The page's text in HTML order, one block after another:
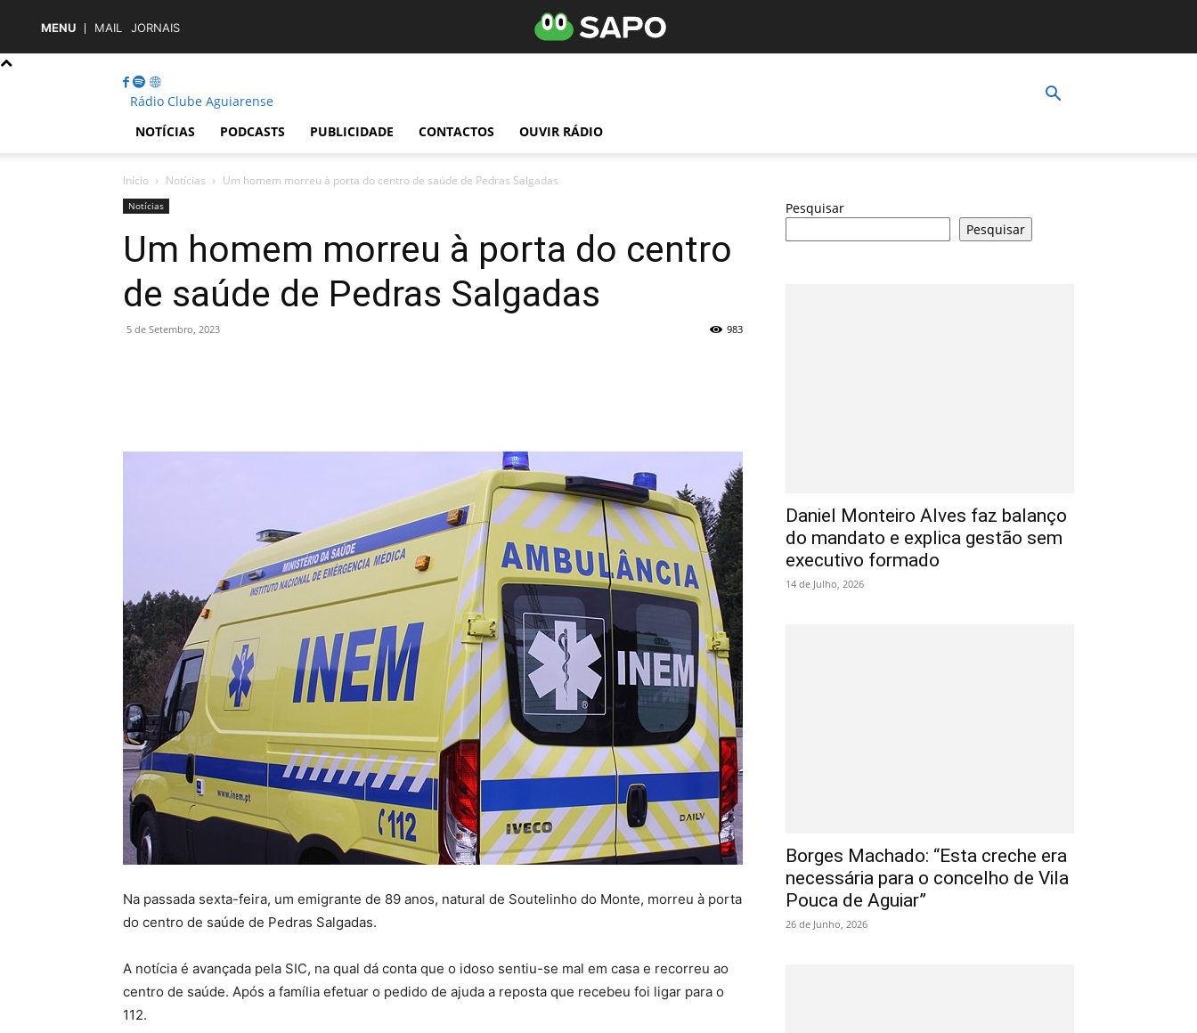
MENU MAIL JORNAIS
Rádio Clube Aguiarense
NOTÍCIAS
PODCASTS PUBLICIDADE CONTACTOS OUVIR RÁDIO
Início Notícias Um homem morreu à porta do centro de saúde de Pedras Salgadas
Notícias
Um homem morreu à porta do centro
de saúde de Pedras Salgadas
5 de Setembro, 2023 983
Na passada sexta-feira, um emigrante de 89 anos, natural de Soutelinho do Monte, morreu à porta
do centro de saúde de Pedras Salgadas.
A notícia é avançada pela SIC, na qual dá conta que o idoso sentiu-se mal em casa e recorreu ao
centro de saúde. Após a família efetuar o pedido de ajuda a reposta que recebeu foi ligar para o
112.
Pesquisar
Pesquisar
Daniel Monteiro Alves faz balanço
do mandato e explica gestão sem
executivo formado
14 de Julho, 2026
Borges Machado: “Esta creche era
necessária para o concelho de Vila
Pouca de Aguiar”
26 de Junho, 2026